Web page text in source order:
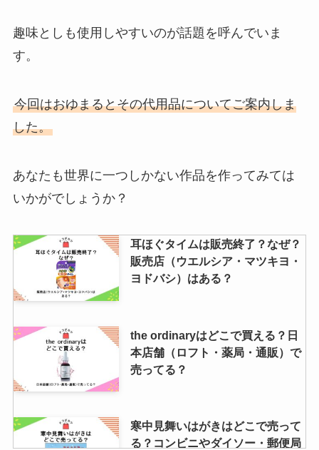
る？ウエルシア・ドンキ・マツキ
ヨなど取扱店舗を調査！
スレンダートーンが販売中止の理
由は事件があったから？現在はど
趣味としも使用しやすいのが話題を呼んでいま
す。
今回はおゆまるとその代用品についてご案内しま
した。
あなたも世界に一つしかない作品を作ってみては
いかがでしょうか？
耳ほぐタイムは販売終了？なぜ？
販売店（ウエルシア・マツキヨ・
ヨドバシ）はある？
the ordinaryはどこで買える？日
本店舗（ロフト・薬局・通販）で
売ってる？
寒中見舞いはがきはどこで売って
る？コンビニやダイソー・郵便局